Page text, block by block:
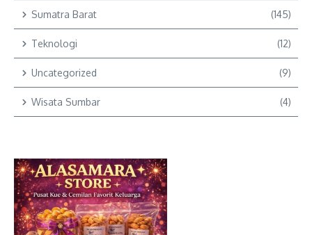
Sumatra Barat (145)
Teknologi (12)
Uncategorized (9)
Wisata Sumbar (4)